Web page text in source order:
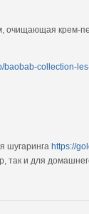
очищающая крем-
baobab-collection-
шугаринга https://
так и для